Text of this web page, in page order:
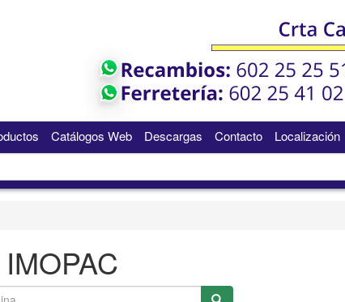
Catálogos Web Descargas Contacto Localización
IMOPAC